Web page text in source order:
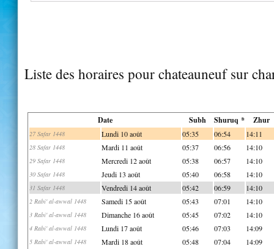
Liste des horaires pour chateauneuf sur
Date Subh Shuruq * Zhur
27 Safar 1448 Lundi 10 août 05:35 06:54 14:11
28 Safar 1448 Mardi 11 août 05:37 06:56 14:10
29 Safar 1448 Mercredi 12 août 05:38 06:57 14:10
30 Safar 1448 Jeudi 13 août 05:40 06:58 14:10
31 Safar 1448 Vendredi 14 août 05:42 06:59 14:10
2 Rabi' al-awwal 1448 Samedi 15 août 05:43 07:01 14:10
3 Rabi' al-awwal 1448 Dimanche 16 août 05:45 07:02 14:10
4 Rabi' al-awwal 1448 Lundi 17 août 05:46 07:03 14:09
5 Rabi' al-awwal 1448 Mardi 18 août 05:48 07:04 14:09